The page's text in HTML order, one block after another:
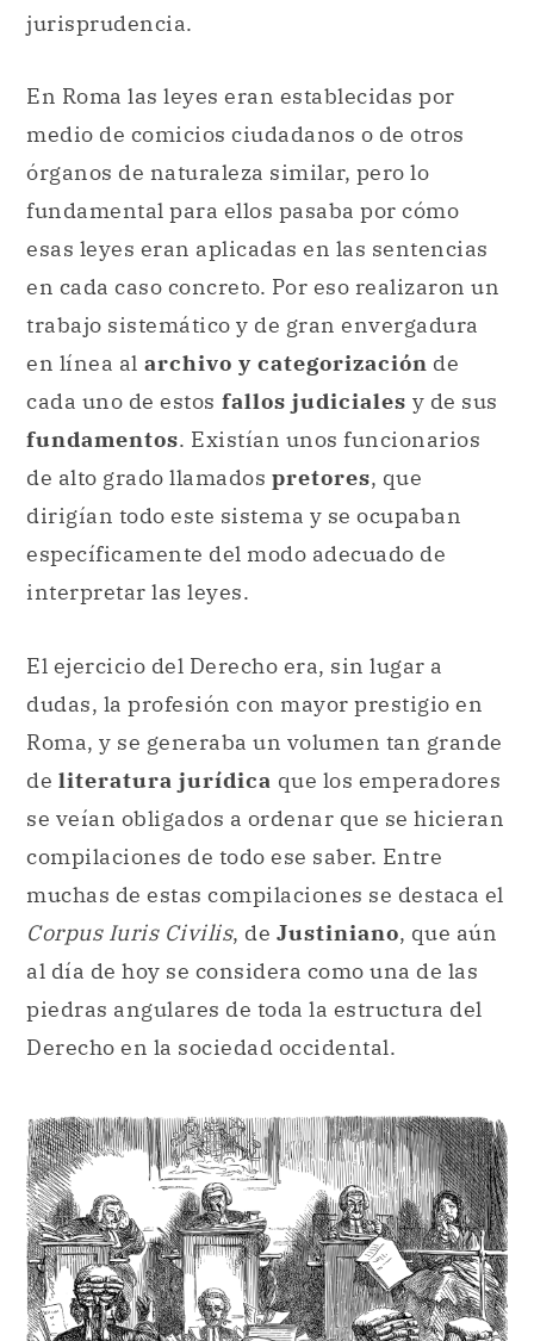
jurisprudencia.
En Roma las leyes eran establecidas por
medio de comicios ciudadanos o de otros
órganos de naturaleza similar, pero lo
fundamental para ellos pasaba por cómo
esas leyes eran aplicadas en las sentencias
en cada caso concreto. Por eso realizaron un
trabajo sistemático y de gran envergadura
en línea al archivo y categorización de
cada uno de estos fallos judiciales y de sus
fundamentos. Existían unos funcionarios
de alto grado llamados pretores, que
dirigían todo este sistema y se ocupaban
específicamente del modo adecuado de
interpretar las leyes.
El ejercicio del Derecho era, sin lugar a
dudas, la profesión con mayor prestigio en
Roma, y se generaba un volumen tan grande
de literatura jurídica que los emperadores
se veían obligados a ordenar que se hicieran
compilaciones de todo ese saber. Entre
muchas de estas compilaciones se destaca el
Corpus Iuris Civilis, de Justiniano, que aún
al día de hoy se considera como una de las
piedras angulares de toda la estructura del
Derecho en la sociedad occidental.